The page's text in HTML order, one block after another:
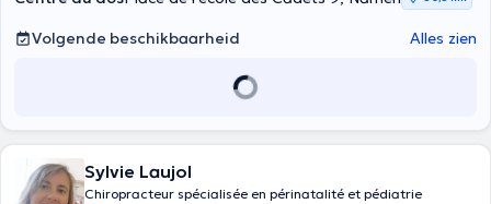
Volgende beschikbaarheid Alles zien
Sylvie Laujol
Chiropracteur spécialisée en périnatalité et pédiatrie